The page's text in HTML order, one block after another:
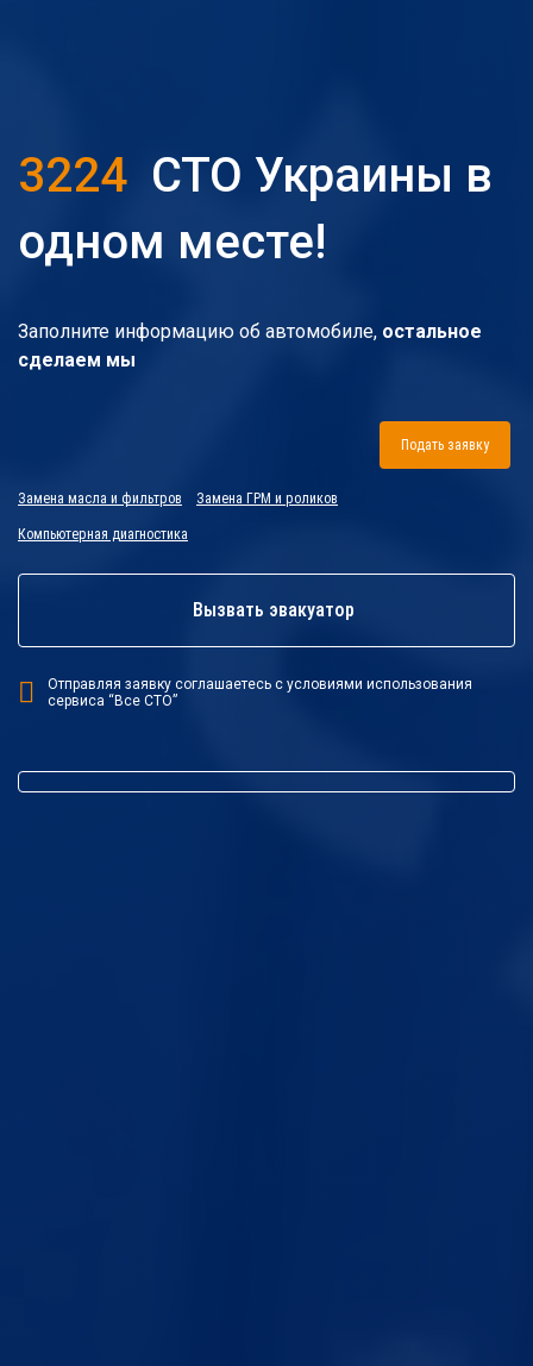
3224 СТО Украины в
одном месте!
Заполните информацию об автомобиле, остальное
сделаем мы
Подать заявку
Замена масла и фильтров Замена ГРМ и роликов
Компьютерная диагностика
Вызвать эвакуатор
Отправляя заявку соглашаетесь с условиями использования
сервиса “Все СТО”